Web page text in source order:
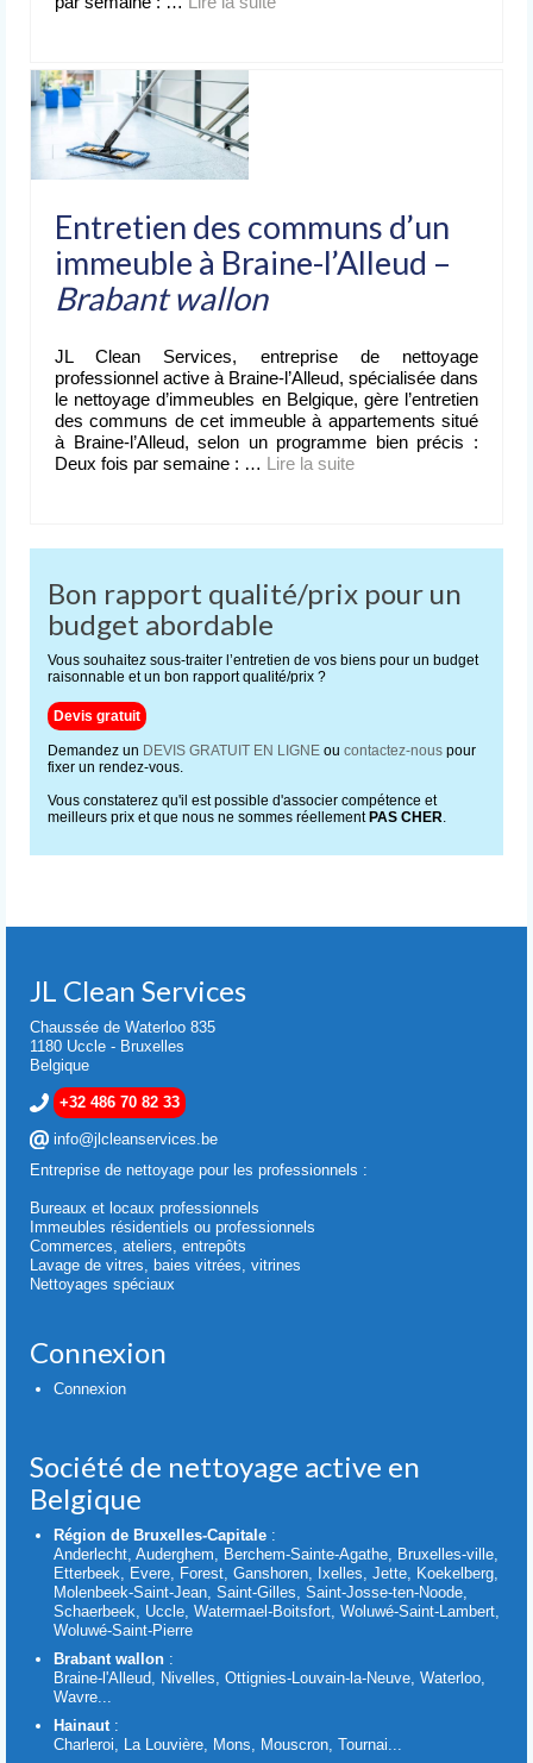
Entretien des communs d’un
immeuble à Braine-l’Alleud –
Brabant wallon
JL Clean Services, entreprise de nettoyage
professionnel active à Braine-l’Alleud, spécialisée dans
le nettoyage d’immeubles en Belgique, gère l’entretien
des communs de cet immeuble à appartements situé
à Braine-l’Alleud, selon un programme bien précis :
Deux fois par semaine : … Lire la suite­­
Bon rapport qualité/prix pour un
budget abordable
Vous souhaitez sous-traiter l’entretien de vos biens pour un budget
raisonnable et un bon rapport qualité/prix ?
Devis gratuit
Demandez un DEVIS GRATUIT EN LIGNE ou contactez-nous pour
fixer un rendez-vous.
Vous constaterez qu'il est possible d'associer compétence et
meilleurs prix et que nous ne sommes réellementPAS CHER
JL Clean Services
Chaussée de Waterloo 835
1180 Uccle - Bruxelles
Belgique
+32 486 70 82 33
info@jlcleanservices.be
Entreprise de nettoyage pour les professionnels :
Bureaux et locaux professionnels
Immeubles résidentiels ou professionnels
Commerces, ateliers, entrepôts
Lavage de vitres, baies vitrées, vitrines
Nettoyages spéciaux
Connexion
Connexion
Société de nettoyage active en
Belgique
Région de Bruxelles-Capitale :
Anderlecht, Auderghem, Berchem-Sainte-Agathe, Bruxelles-ville,
Etterbeek, Evere, Forest, Ganshoren, Ixelles, Jette, Koekelberg,
Molenbeek-Saint-Jean, Saint-Gilles, Saint-Josse-ten-Noode,
Schaerbeek, Uccle, Watermael-Boitsfort, Woluwé-Saint-Lambert,
Woluwé-Saint-Pierre
Brabant wallon :
Braine-l'Alleud, Nivelles, Ottignies-Louvain-la-Neuve, Waterloo,
Wavre...
Hainaut:
Charleroi, La Louvière, Mons, Mouscron, Tournai...